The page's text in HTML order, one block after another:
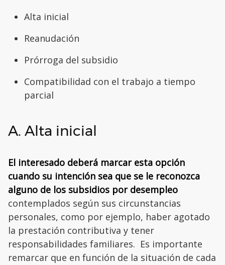
Alta inicial
Reanudación
Prórroga del subsidio
Compatibilidad con el trabajo a tiempo
parcial
A. Alta inicial
El interesado deberá marcar esta opción
cuando su intención sea que se le reconozca
alguno de los subsidios por desempleo
contemplados según sus circunstancias
personales, como por ejemplo, haber agotado
la prestación contributiva y tener
responsabilidades familiares. Es importante
remarcar que en función de la situación de cada